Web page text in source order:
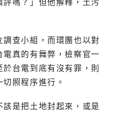
嗎？」但他解釋，土污
查小組，而環團也以對
真的有舞弊，檢察官一
台電到底有沒有罪，則
照程序進行。
是把土地封起來，或是